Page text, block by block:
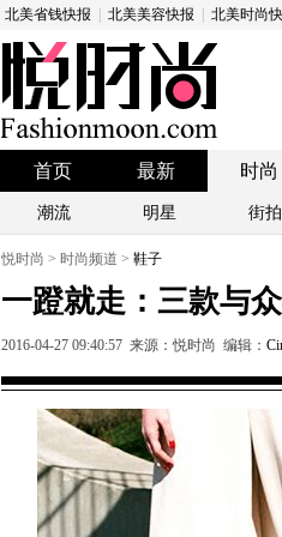
北美省钱快报 北美美容快报 北美时尚
首页 最新 时尚
潮流 明星 街拍
悦时尚 > 时尚频道 > 鞋子
一蹬就走：三款与
2016-04-27 09:40:57 来源：悦时尚 编辑：